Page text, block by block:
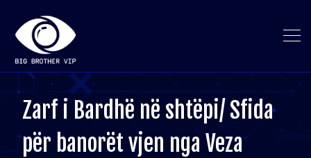
Zarf i Bardhë në shtëpi/ Sfida
për banorët vjen nga Veza